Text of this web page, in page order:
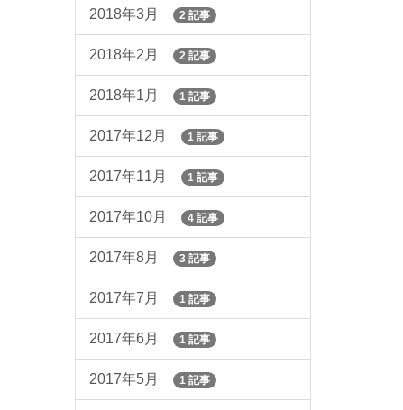
2018年3月 2 記事
2018年2月 2 記事
2018年1月 1 記事
2017年12月 1 記事
2017年11月 1 記事
2017年10月 4 記事
2017年8月 3 記事
2017年7月 1 記事
2017年6月 1 記事
2017年5月 1 記事